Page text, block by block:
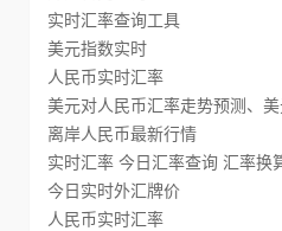
实时汇率查询工具
美元指数实时
人民币实时汇率
美元对人民币汇率走势预测、
离岸人民币最新行情
实时汇率 今日汇率查询 汇率换
今日实时外汇牌价
人民币实时汇率